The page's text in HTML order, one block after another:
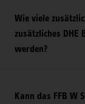
Wie viele
zusätzliches
werden?
Kann das FFB W